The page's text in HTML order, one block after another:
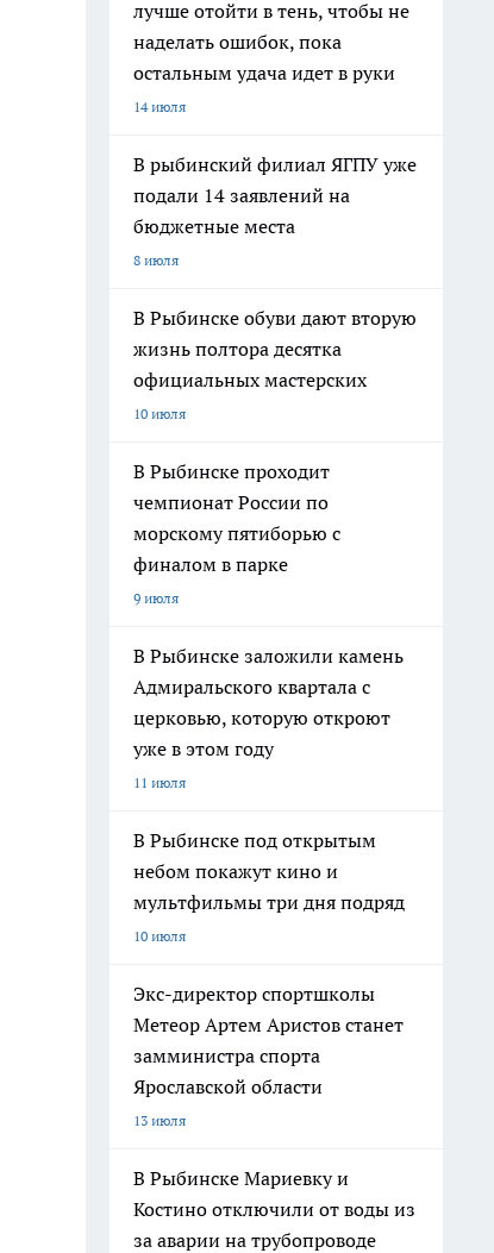
лучше отойти в тень, чтобы не
наделать ошибок, пока
остальным удача идет в руки
14 июля
В рыбинский филиал ЯГПУ уже
подали 14 заявлений на
бюджетные места
8 июля
В Рыбинске обуви дают вторую
жизнь полтора десятка
официальных мастерских
10 июля
В Рыбинске проходит
чемпионат России по
морскому пятиборью с
финалом в парке
9 июля
В Рыбинске заложили камень
Адмиральского квартала с
церковью, которую откроют
уже в этом году
11 июля
В Рыбинске под открытым
небом покажут кино и
мультфильмы три дня подряд
10 июля
Экс-директор спортшколы
Метеор Артем Аристов станет
замминистра спорта
Ярославской области
13 июля
В Рыбинске Мариевку и
Костино отключили от воды из
за аварии на трубопроводе